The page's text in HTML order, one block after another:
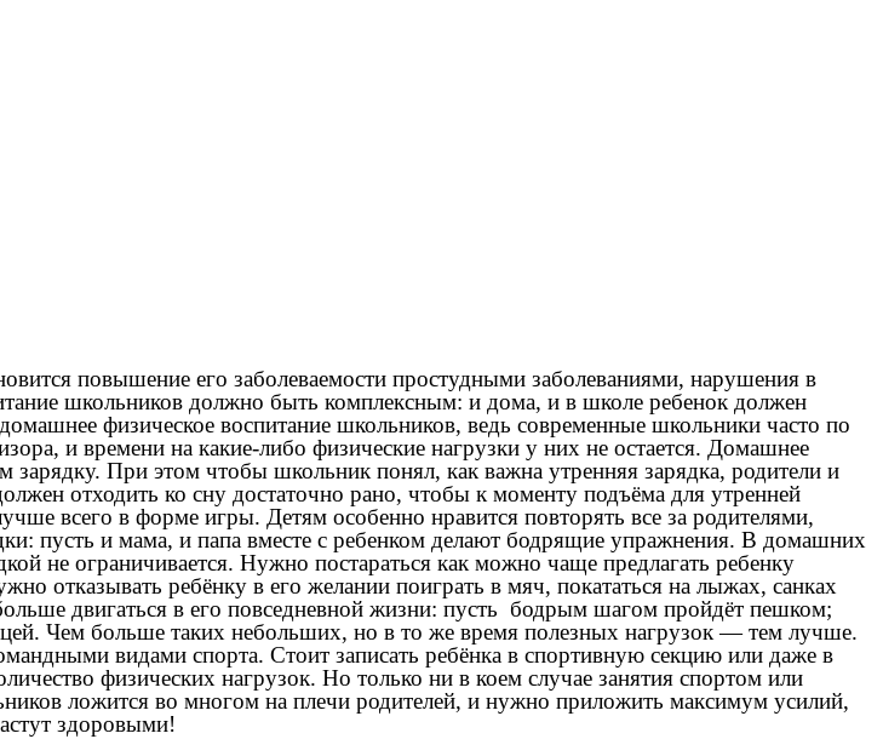
повышение его заболеваемости простудными заболеваниями, нарушения в
школьников должно быть комплексным: и дома, и в школе ребенок должен
физическое воспитание школьников, ведь современные школьники часто по
и времени на какие-либо физические нагрузки у них не остается. Домашнее
зарядку. При этом чтобы школьник понял, как важна утренняя зарядка, родители и
отходить ко сну достаточно рано, чтобы к моменту подъёма для утренней
всего в форме игры. Детям особенно нравится повторять все за родителями,
пусть и мама, и папа вместе с ребенком делают бодрящие упражнения. В домашних
не ограничивается. Нужно постараться как можно чаще предлагать ребенку
отказывать ребёнку в его желании поиграть в мяч, покататься на лыжах, санках
двигаться в его повседневной жизни: пусть бодрым шагом пройдёт пешком;
Чем больше таких небольших, но в то же время полезных нагрузок — тем лучше.
видами спорта. Стоит записать ребёнка в спортивную секцию или даже в
физических нагрузок. Но только ни в коем случае занятия спортом или
ложится во многом на плечи родителей, и нужно приложить максимум усилий,
здоровыми!